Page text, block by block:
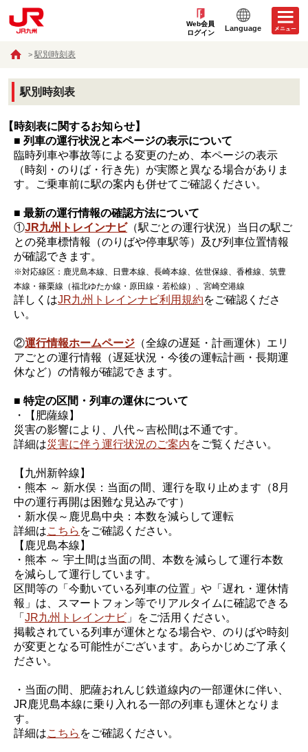
Web会員
ログイン
Language
駅別時刻表
駅別時刻表
【時刻表に関するお知らせ】
■ 列車の運行状況と本ページの表示について
臨時列車や事故等による変更のため、本ページの表示
（時刻・のりば・行き先）が実際と異なる場合がありま
す。ご乗車前に駅の案内も併せてご確認ください。
■ 最新の運行情報の確認方法について
①JR九州トレインナビ（駅ごとの運行状況）当日の駅ご
との発車標情報（のりばや停車駅等）及び列車位置情報
が確認できます。
※対応線区：鹿児島本線、日豊本線、長崎本線、佐世保線、香椎線、筑豊
本線・篠栗線（福北ゆたか線・原田線・若松線）、宮崎空港線
詳しくはJR九州トレインナビ利用規約をご確認くださ
い。
②運行情報ホームページ （全線の遅延・計画運休）エリ
アごとの運行情報（遅延状況・今後の運転計画・長期運
休など）の情報が確認できます。
■ 特定の区間・列車の運休について
・【肥薩線】
災害の影響により、八代～吉松間は不通です。
詳細は災害に伴う運行状況のご案内をご覧ください。
【九州新幹線】
・熊本 ～ 新水俣：当面の間、運行を取り止めます（8月
中の運行再開は困難な見込みです）
・新水俣～鹿児島中央：本数を減らして運転
詳細はこちら をご確認ください。
【鹿児島本線】
・熊本 ～ 宇土間は当面の間、本数を減らして運行本数
を減らして運行しています。
区間等の「今動いている列車の位置」や「遅れ・運休情
報」は、スマートフォン等でリアルタイムに確認できる
「JR九州トレインナビ 」をご活用ください。
掲載されている列車が運休となる場合や、のりばや時刻
が変更となる可能性がございます。あらかじめご了承く
ださい。
・当面の間、肥薩おれんじ鉄道線内の一部運休に伴い、
JR鹿児島本線に乗り入れる一部の列車も運休となりま
す。
詳細はこちら をご確認ください。